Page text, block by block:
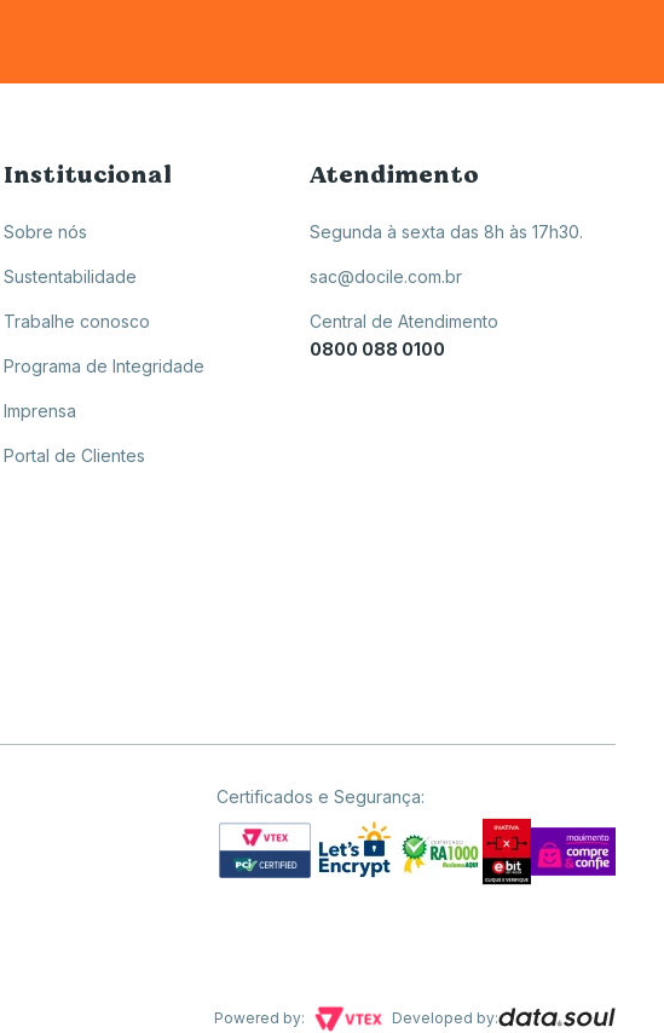
Institucional
Sobre nós
Sustentabilidade
Trabalhe conosco
Programa de Integridade
Imprensa
Portal de Clientes
Atendimento
Segunda à sexta das 8h às 17h30.
sac@docile.com.br
Central de Atendimento
0800 088 0100
Certificados e Segurança:
Powered by: Developed by: